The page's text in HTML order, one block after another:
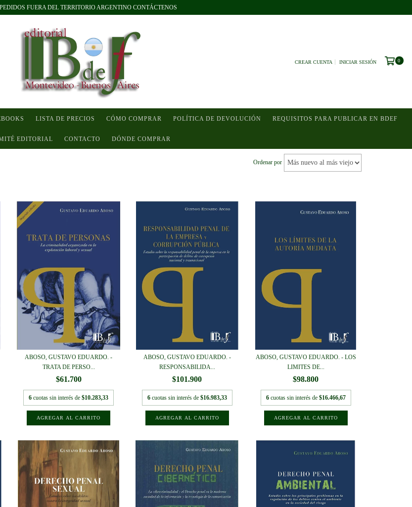
FUERA DEL TERRITORIO ARGENTINO CONTÁCTENOS
CREAR CUENTA INICIAR SESIÓN 0
LISTA DE PRECIOS CÓMO COMPRAR POLÍTICA DE DEVOLUCIÓN REQUISITOS PARA PUBLICAR EN BDEF
EDITORIAL CONTACTO DÓNDE COMPRAR
Ordenar por
ABOSO, GUSTAVO EDUARDO. -
TRATA DE PERSO...
$61.700
6 cuotas sin interés de$10.283,33
ABOSO, GUSTAVO EDUARDO. -
RESPONSABILIDA...
$101.900
6 cuotas sin interés de $16.983,33
ABOSO, GUSTAVO EDUARDO. - LOS
LIMITES DE...
$98.800
6 cuotas sin interés de $16.466,67